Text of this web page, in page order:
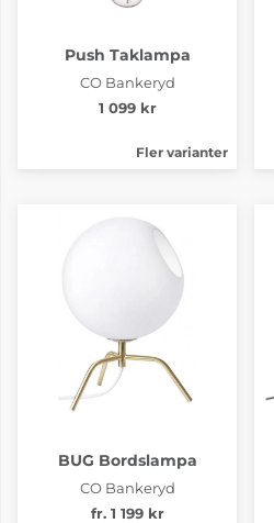
Push Taklampa
CO Bankeryd
1 099 kr
Fler varianter
BUG Bordslampa
CO Bankeryd
fr. 1 199 kr